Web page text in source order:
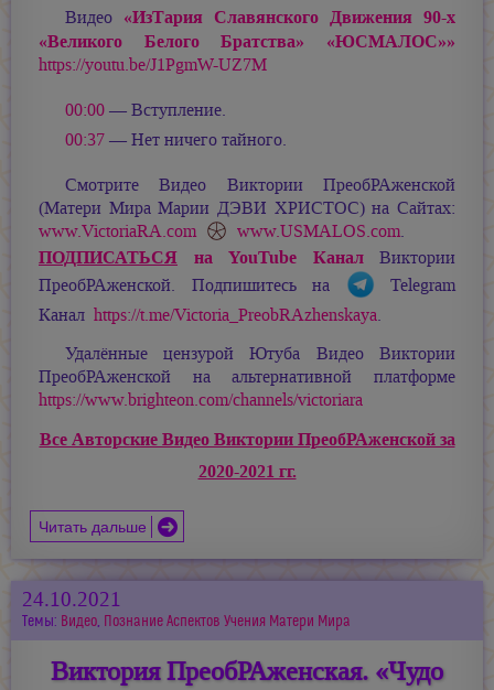
Видео «ИзТария Славянского Движения 90-х
«Великого Белого Братства» «ЮСМАЛОС»»
https://youtu.be/J1PgmW-UZ7M
00:00— Вступление.
00:37— Нет ничего тайного.
Смотрите Видео Виктории ПреобРАженской
(Матери МираМарии ДЭВИ ХРИСТОС) на Сайтах:
www.VictoriaRA.com
www.USMALOS.com.
ПОДПИСАТЬСЯ на YouTube КаналВиктории
ПреобРАженской. Подпишитесь на
Telegram
Канал https://t.me/Victoria_PreobRAzhenskaya.
Удалённые цензурой Ютуба Видео Виктории
ПреобРАженской на альтернативной платформе
https://www.brighteon.com/channels/victoriara
Все Авторские Видео Виктории ПреобРАженской за
2020-2021 гг.
Читать дальше
24.10.2021
Темы: Видео, Познание Аспектов Учения Матери Мира
Виктория ПреобРАженская. «Чудо